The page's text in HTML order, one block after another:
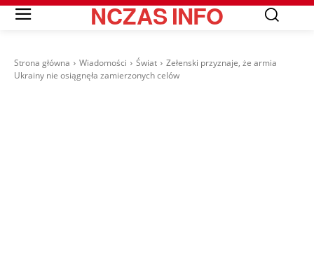
NCZASINFO
Strona główna Wiadomości Świat
Zełenski przyznaje, że armia
Ukrainy nie osiągnęła zamierzonych celów